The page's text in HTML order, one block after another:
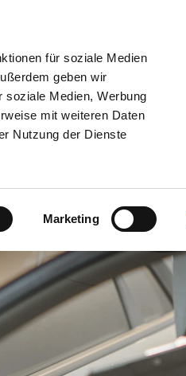
für soziale Medien
geben wir
soziale Medien, Werbung
mit weiteren Daten
Nutzung der Dienste
Marketing
VERMIETUNG SERVICE